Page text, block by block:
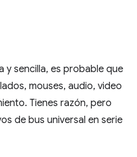
y sencilla, es probable que
mouses, audio, video
Tienes razón, pero
de bus universal en serie